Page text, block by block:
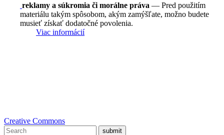
reklamy a súkromia či morálne práva — Pred použitím
materiálu takým spôsobom, akým zamýšľate, možno budete
musieť získať dodatočné povolenia.
Viac informácií
Creative Commons
submit